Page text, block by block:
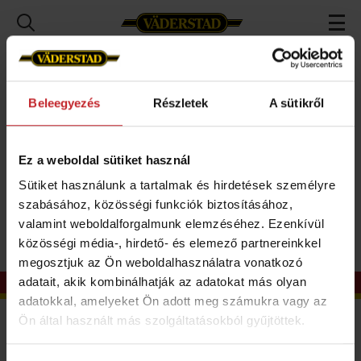
Beleegyezés Részletek A sütikről
Ez a weboldal sütiket használ
Sütiket használunk a tartalmak és hirdetések személyre
szabásához, közösségi funkciók biztosításához,
valamint weboldalforgalmunk elemzéséhez. Ezenkívül
közösségi média-, hirdető- és elemező partnereinkkel
megosztjuk az Ön weboldalhasználatra vonatkozó
adatait, akik kombinálhatják az adatokat más olyan
adatokkal, amelyeket Ön adott meg számukra vagy az
Ön által használt más szolgáltatásokból gyűjtöttek.
Nemzetközi hírek
Nemzetközi hírek
Kapcsolat